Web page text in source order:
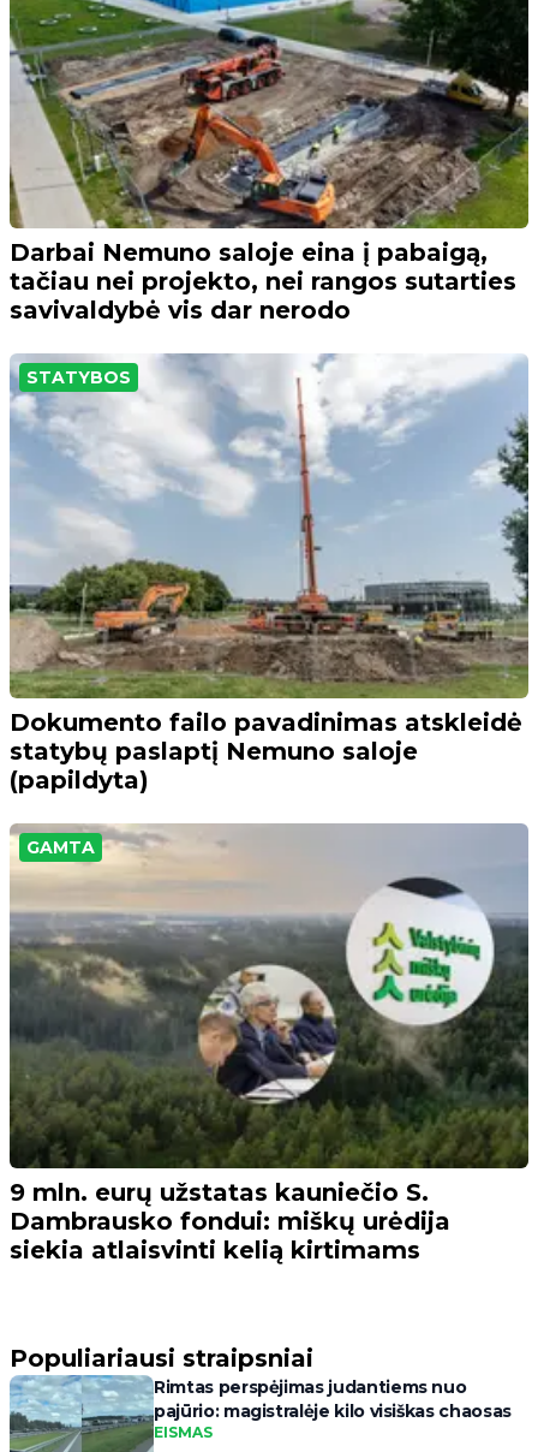
Darbai Nemuno saloje eina į pabaigą,
tačiau nei projekto, nei rangos sutarties
savivaldybė vis dar nerodo
STATYBOS
Dokumento failo pavadinimas atskleidė
statybų paslaptį Nemuno saloje
(papildyta)
GAMTA
9 mln. eurų užstatas kauniečio S.
Dambrausko fondui: miškų urėdija
siekia atlaisvinti kelią kirtimams
Populiariausi straipsniai
Rimtas perspėjimas judantiems nuo
pajūrio: magistralėje kilo visiškas chaosas
EISMAS